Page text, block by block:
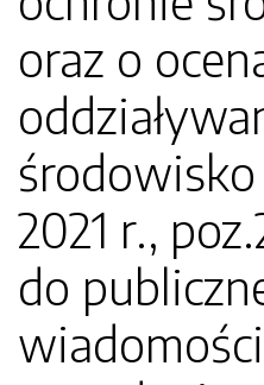
oraz o
środowisko
2021 r.,
do